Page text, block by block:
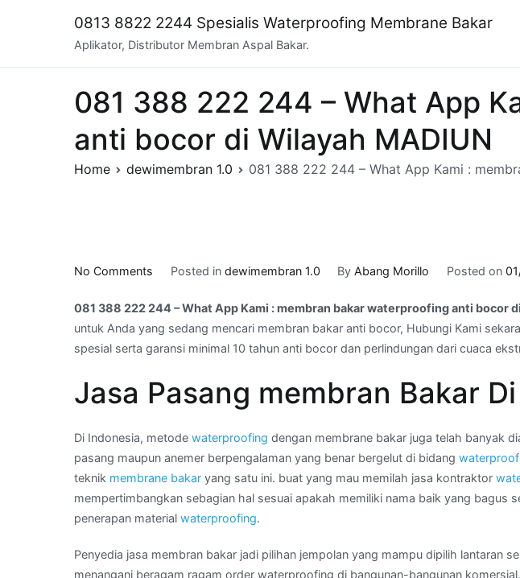
0813 8822 2244 Spesialis Waterproofing Membrane Bakar
Aplikator, Distributor Membran Aspal Bakar.
081 388 222 244 – What App
anti bocor di Wilayah MADIUN
Home dewimembran 1.0 081 388 222 244 – What App Kami :
No Comments
388
222
244
What
Kami
membran
bakar
waterproofing
bocor
di
Posted in dewimembran 1.0 ByAbang Morillo Posted on
081 388 222 244 – What App Kami : membran bakar waterproofing anti bocor
untuk Anda yang sedang mencari membran bakar anti bocor, Hubungi Kami
spesial serta garansi minimal 10 tahun anti bocor dan perlindungan dari cuaca
Jasa Pasang membran Bakar
Di Indonesia, metode waterproofing dengan membrane bakar juga telah banyak
pasang maupun anemer berpengalaman yang benar bergelut di bidang
teknik membrane bakar yang satu ini. buat yang mau memilah jasa kontraktor
mempertimbangkan sebagian hal sesuai apakah memiliki nama baik yang bagus
penerapan material waterproofing.
Penyedia jasa membran bakar jadi pilihan jempolan yang mampu dipilih lantaran
menangani beragam ragam order waterproofing di bangunan-bangunan